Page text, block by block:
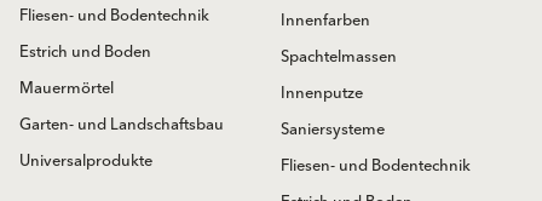
Fliesen- und Bodentechnik
Estrich und Boden
Mauermörtel
Garten- und Landschaftsbau
Universalprodukte
Innenfarben
Spachtelmassen
Innenputze
Saniersysteme
Fliesen- und Bodentechnik